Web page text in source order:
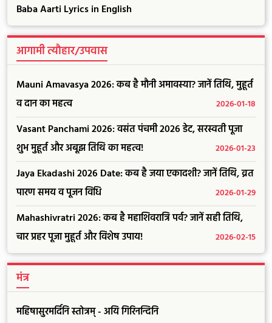
Baba Aarti Lyrics in English
आगामी त्यौहार/उपवास
Mauni Amavasya 2026: कब है मौनी अमावस्या? जानें तिथि, मुहूर्त
व दान का महत्व
2026-01-18
Vasant Panchami 2026: वसंत पंचमी 2026 डेट, सरस्वती पूजा
शुभ मुहूर्त और अबूझ तिथि का महत्व!
2026-01-23
Jaya Ekadashi 2026 Date: कब है जया एकादशी? जानें तिथि, व्रत
पारण समय व पूजन विधि
2026-01-29
Mahashivratri 2026: कब है महाशिवरात्रि पर्व? जानें सही तिथि,
चार प्रहर पूजा मुहूर्त और विशेष उपाय!
2026-02-15
मंत्र
महिषासुरमर्दिनि स्तोत्रम् - अयि गिरिनन्दिनि